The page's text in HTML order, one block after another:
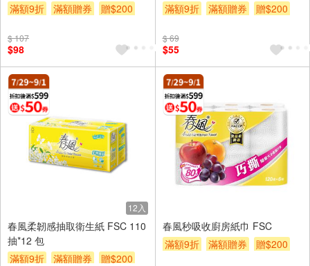
滿額9折
滿額贈券 贈$200
$ 107
$98
滿額9折
滿額贈券 贈$200
$ 69
$55
12入
春風柔韌感抽取衛生紙 FSC 110
抽*12 包
滿額9折
滿額贈券 贈$200
春風秒吸收廚房紙巾 FSC
滿額9折
滿額贈券 贈$200